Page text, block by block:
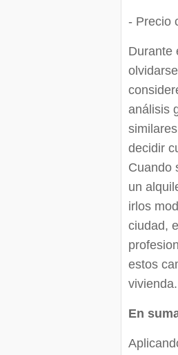
- Precio
Durante
análisis
decidir
Cuando
un
irlos
ciudad,
estos
vivienda.
En